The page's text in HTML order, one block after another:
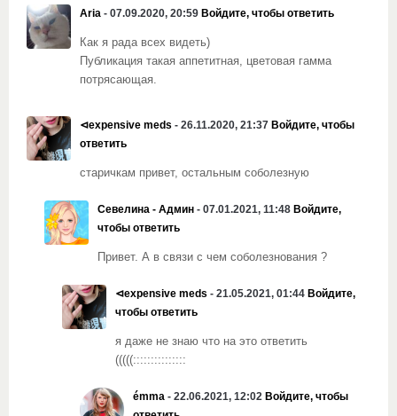
Aria - 07.09.2020, 20:59 Войдите, чтобы ответить
Как я рада всех видеть)
Публикация такая аппетитная, цветовая гамма
потрясающая.
⊲expensive meds - 26.11.2020, 21:37 Войдите, чтобы
ответить
старичкам привет, остальным соболезную
Севелина - Админ - 07.01.2021, 11:48 Войдите,
чтобы ответить
Привет. А в связи с чем соболезнования ?
⊲expensive meds - 21.05.2021, 01:44 Войдите,
чтобы ответить
я даже не знаю что на это ответить
(((((:::::::::::::::
émma - 22.06.2021, 12:02 Войдите, чтобы